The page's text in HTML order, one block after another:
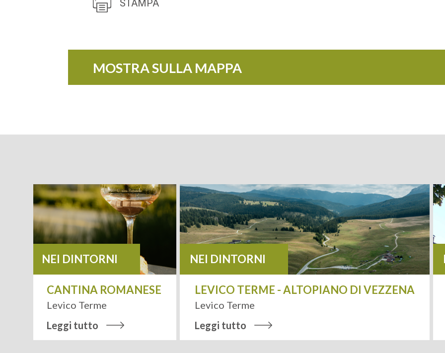
STAMPA
MOSTRA SULLA MAPPA
NEI DINTORNI
CANTINA ROMANESE
Levico Terme
Leggi tutto
NEI DINTORNI
LEVICO TERME - ALTOPIANO DI VEZZENA
Levico Terme
Leggi tutto